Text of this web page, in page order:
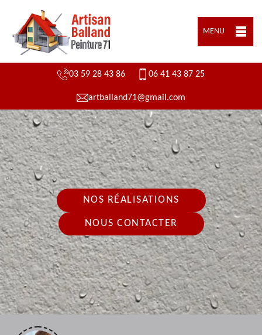
MENU
03 59 28 43 86 06 41 43 87 25
artballand71@gmail.com
NOS RÉALISATIONS
NOUS CONTACTER